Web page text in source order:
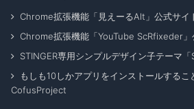
Chrome拡張機能「見えーるAlt」公式サイ
Chrome拡張機能「YouTube ScRfixeder」
STINGER専用シンプルデザイン子テーマ「
もしも10しかアプリをインストールするこ
CofusProject